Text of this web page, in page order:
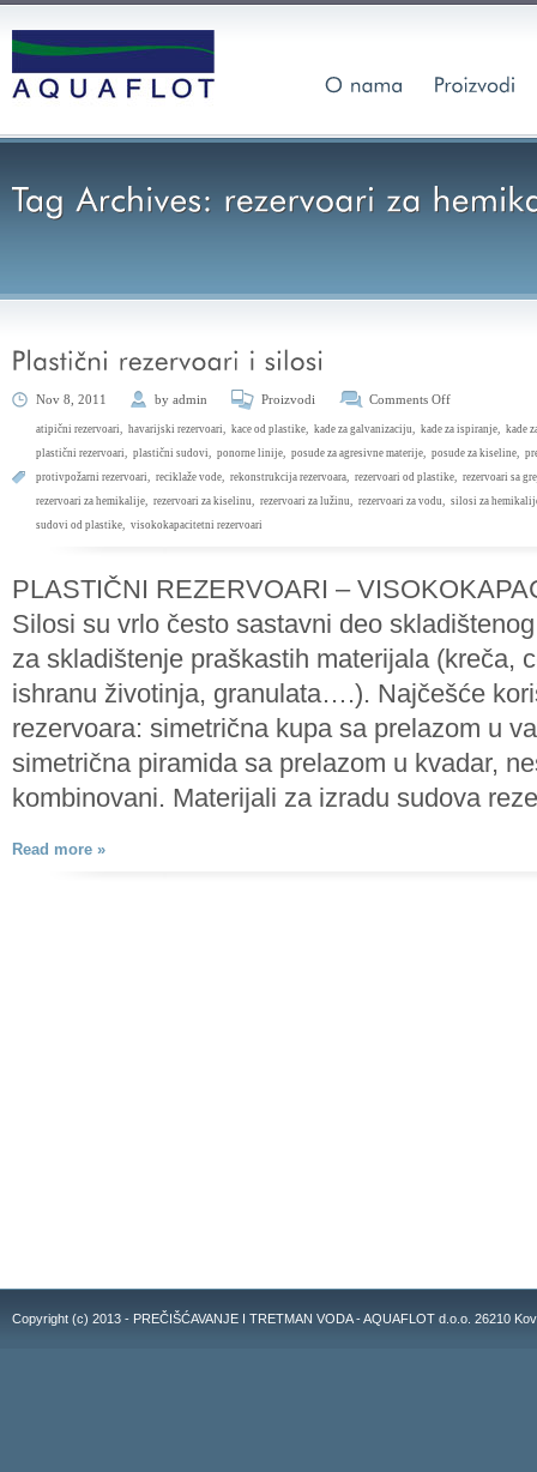
Nov 8, 2011 by admin Proizvodi Comments Off
atipični rezervoari, havarijski rezervoari, kace od plastike, kade za galvanizaciju, kade za ispiranje, kade
plastični rezervoari, plastični sudovi, ponorne linije, posude za agresivne materije, posude za kiseline,
protivpožarni rezervoari, reciklaže vode, rekonstrukcija rezervoara, rezervoari od plastike, rezervoari sa
rezervoari za hemikalije, rezervoari za kiselinu, rezervoari za lužinu, rezervoari za vodu, silosi za
sudovi od plastike, visokokapacitetni rezervoari
PLASTIČNI REZERVOARI –
Silosi su vrlo često sastavni deo
za skladištenje praškastih materijala (kreča,
ishranu životinja, granulata….). Najčešće
rezervoara: simetrična kupa sa prelazom u
simetrična piramida sa prelazom u kvadar,
kombinovani. Materijali za izradu sudova
Read more »
Copyright (c) 2013 - PREČIŠĆAVANJE I TRETMAN VODA - AQUAFLOT d.o.o. 26210